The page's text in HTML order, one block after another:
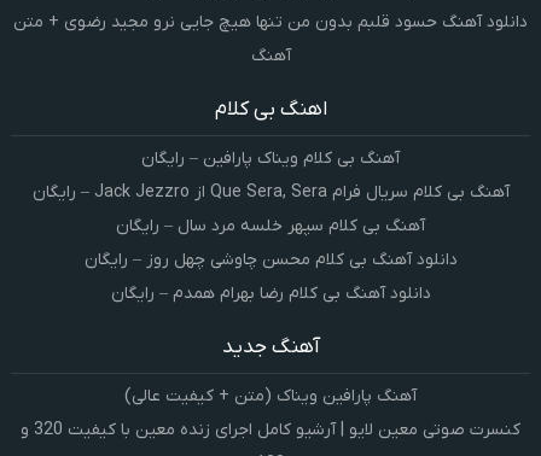
دانلود آهنگ حسود قلبم بدون من تنها هیچ جایی نرو مجید رضوی + متن
آهنگ
اهنگ بی کلام
آهنگ بی کلام ویناک پارافین – رایگان
آهنگ بی کلام سریال فرام Que Sera, Sera از Jack Jezzro – رایگان
آهنگ بی کلام سپهر خلسه مرد سال – رایگان
دانلود آهنگ بی کلام محسن چاوشی چهل روز – رایگان
دانلود آهنگ بی کلام رضا بهرام همدم – رایگان
آهنگ جدید
آهنگ پارافین ویناک (متن + کیفیت عالی)
کنسرت صوتی معین لایو | آرشیو کامل اجرای زنده معین با کیفیت 320 و